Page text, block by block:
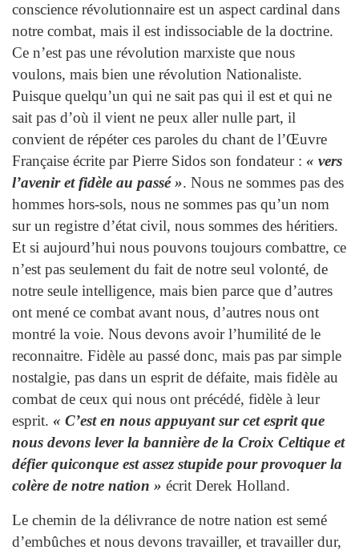
conscience révolutionnaire est un aspect cardinal dans
notre combat, mais il est indissociable de la doctrine.
Ce n’est pas une révolution marxiste que nous
voulons, mais bien une révolution Nationaliste.
Puisque quelqu’un qui ne sait pas qui il est et qui ne
sait pas d’où il vient ne peux aller nulle part, il
convient de répéter ces paroles du chant de l’Œuvre
Française écrite par Pierre Sidos son fondateur : « vers
l’avenir et fidèle au passé ». Nous ne sommes pas des
hommes hors-sols, nous ne sommes pas qu’un nom
sur un registre d’état civil, nous sommes des héritiers.
Et si aujourd’hui nous pouvons toujours combattre, ce
n’est pas seulement du fait de notre seul volonté, de
notre seule intelligence, mais bien parce que d’autres
ont mené ce combat avant nous, d’autres nous ont
montré la voie. Nous devons avoir l’humilité de le
reconnaitre. Fidèle au passé donc, mais pas par simple
nostalgie, pas dans un esprit de défaite, mais fidèle au
combat de ceux qui nous ont précédé, fidèle à leur
esprit. « C’est en nous appuyant sur cet esprit que
nous devons lever la bannière de la Croix Celtique et
défier quiconque est assez stupide pour provoquer la
colère de notre nation » écrit Derek Holland.
Le chemin de la délivrance de notre nation est semé
d’embûches et nous devons travailler, et travailler dur,